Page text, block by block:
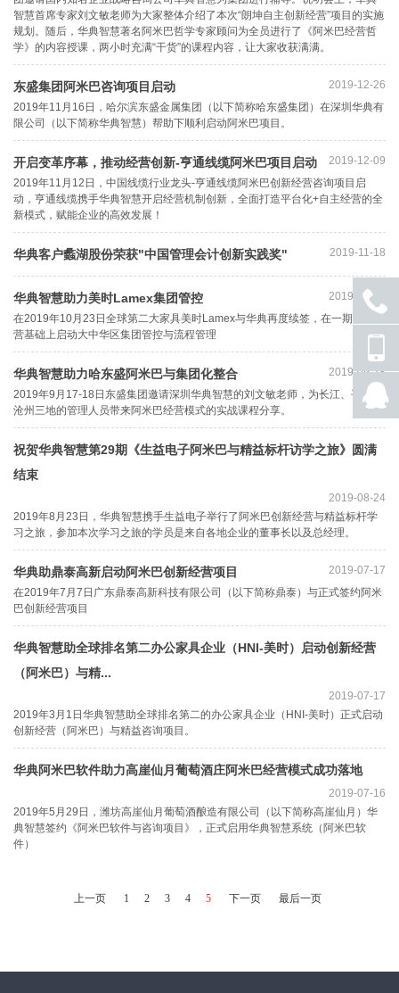
智慧首席专家刘文敏老师为大家整体介绍了本次“朗坤自主创新经营”项目的实施
规划。随后，华典智慧著名阿米巴哲学专家顾问为全员进行了《阿米巴经营哲
学》的内容授课，两小时充满“干货”的课程内容，让大家收获满满。
东盛集团阿米巴咨询项目启动
2019-12-26
2019年11月16日，哈尔滨东盛金属集团（以下简称哈东盛集团）在深圳华典有
限公司（以下简称华典智慧）帮助下顺利启动阿米巴项目。
开启变革序幕，推动经营创新-亨通线缆阿米巴项目启动
2019-12-09
2019年11月12日，中国线缆行业龙头-亨通线缆阿米巴创新经营咨询项目启
动，亨通线缆携手华典智慧开启经营机制创新，全面打造平台化+自主经营的全
新模式，赋能企业的高效发展！
华典客户蠡湖股份荣获"中国管理会计创新实践奖" 2019-11-18
华典智慧助力美时Lamex集团管控
2019-10-28
在2019年10月23日全球第二大家具美时Lamex与华典再度续签，在一期创新经
营基础上启动大中华区集团管控与流程管理
华典智慧助力哈东盛阿米巴与集团化整合
2019-09-28
2019年9月17-18日东盛集团邀请深圳华典智慧的刘文敏老师，为长江、平房、
沧州三地的管理人员带来阿米巴经营模式的实战课程分享。
祝贺华典智慧第29期《生益电子阿米巴与精益标杆访学之旅》圆满
结束
2019-08-24
2019年8月23日，华典智慧携手生益电子举行了阿米巴创新经营与精益标杆学
习之旅，参加本次学习之旅的学员是来自各地企业的董事长以及总经理。
华典助鼎泰高新启动阿米巴创新经营项目
2019-07-17
在2019年7月7日广东鼎泰高新科技有限公司（以下简称鼎泰）与正式签约阿米
巴创新经营项目
华典智慧助全球排名第二办公家具企业（HNI-美时）启动创新经营
（阿米巴）与精...
2019-07-17
2019年3月1日华典智慧助全球排名第二的办公家具企业（HNI-美时）正式启动
创新经营（阿米巴）与精益咨询项目。
华典阿米巴软件助力高崖仙月葡萄酒庄阿米巴经营模式成功落地
2019-07-16
2019年5月29日，潍坊高崖仙月葡萄酒酿造有限公司（以下简称高崖仙月）华
典智慧签约《阿米巴软件与咨询项目》，正式启用华典智慧系统（阿米巴软
件）
上一页 1 2 3 4 5 下一页 最后一页
座机
号码
手机
号码
联系